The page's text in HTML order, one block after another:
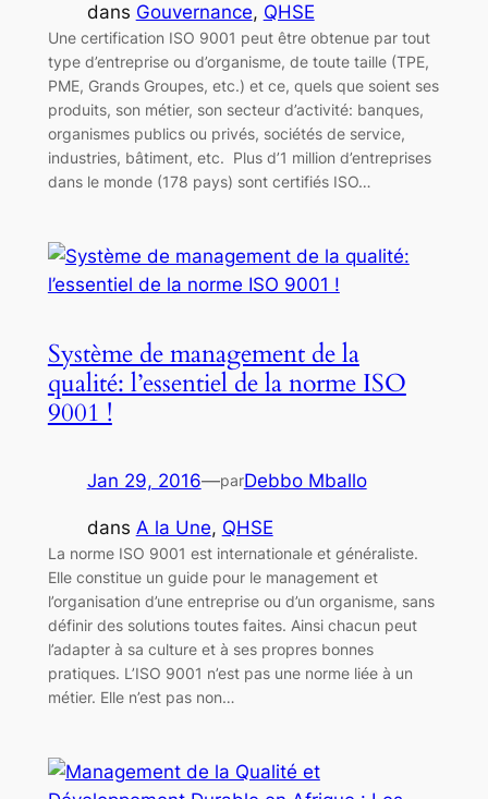
dans Gouvernance, QHSE
Une certification ISO 9001 peut être obtenue par tout
type d’entreprise ou d’organisme, de toute taille (TPE,
PME, Grands Groupes, etc.) et ce, quels que soient ses
produits, son métier, son secteur d’activité: banques,
organismes publics ou privés, sociétés de service,
industries, bâtiment, etc. Plus d’1 million d’entreprises
dans le monde (178 pays) sont certifiés ISO…
Système de management de la
qualité: l’essentiel de la norme ISO
9001 !
Jan 29, 2016—parDebbo Mballo
dans A la Une, QHSE
La norme ISO 9001 est internationale et généraliste.
Elle constitue un guide pour le management et
l’organisation d’une entreprise ou d’un organisme, sans
définir des solutions toutes faites. Ainsi chacun peut
l’adapter à sa culture et à ses propres bonnes
pratiques. L’ISO 9001 n’est pas une norme liée à un
métier. Elle n’est pas non…